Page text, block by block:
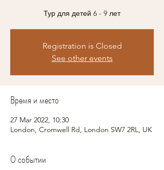
Тур для детей 6 - 9 лет
Registration is Closed
See other events
Время и место
27 Mar 2022, 10:30
London, Cromwell Rd, London SW7 2RL, UK
О событии